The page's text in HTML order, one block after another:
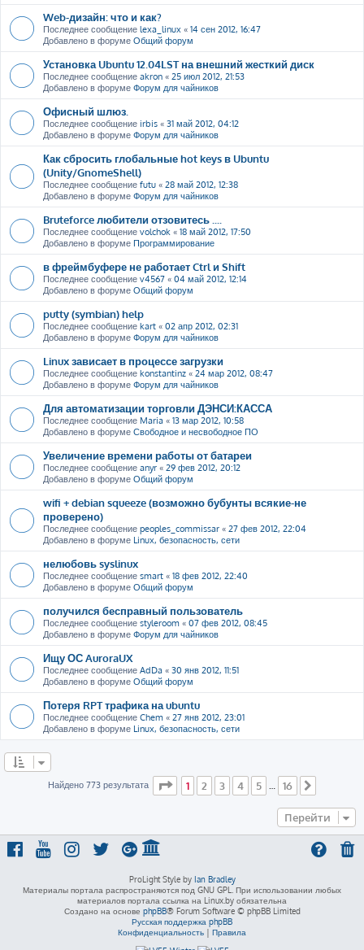
Web-дизайн: что и как?
Последнее сообщение lexa_linux « 14 сен 2012, 16:47
Добавлено в форуме Общий форум
Установка Ubuntu 12.04LST на внешний жесткий диск
Последнее сообщение akron « 25 июл 2012, 21:53
Добавлено в форуме Форум для чайников
Офисный шлюз.
Последнее сообщение irbis « 31 май 2012, 04:12
Добавлено в форуме Форум для чайников
Как сбросить глобальные hot keys в Ubuntu
(Unity/GnomeShell)
Последнее сообщение futu « 28 май 2012, 12:38
Добавлено в форуме Форум для чайников
Bruteforce любители отзовитесь ....
Последнее сообщение volchok « 18 май 2012, 17:50
Добавлено в форуме Программирование
в фреймбуфере не работает Ctrl и Shift
Последнее сообщение v4567 « 04 май 2012, 12:14
Добавлено в форуме Общий форум
putty (symbian) help
Последнее сообщение kart « 02 апр 2012, 02:31
Добавлено в форуме Форум для чайников
Linux зависает в процессе загрузки
Последнее сообщение konstantinz « 24 мар 2012, 08:47
Добавлено в форуме Форум для чайников
Для автоматизации торговли ДЭНСИ:КАССА
Последнее сообщение Maria « 13 мар 2012, 10:58
Добавлено в форуме Свободное и несвободное ПО
Увеличение времени работы от батареи
Последнее сообщение anyr « 29 фев 2012, 20:12
Добавлено в форуме Общий форум
wifi + debian squeeze (возможно бубунты всякие-не
проверено)
Последнее сообщение peoples_commissar « 27 фев 2012, 22:04
Добавлено в форуме Linux, безопасность, сети
нелюбовь syslinux
Последнее сообщение smart « 18 фев 2012, 22:40
Добавлено в форуме Общий форум
получился бесправный пользователь
Последнее сообщение styleroom « 07 фев 2012, 08:45
Добавлено в форуме Форум для чайников
Ищу ОС AuroraUX
Последнее сообщение AdDa « 30 янв 2012, 11:51
Добавлено в форуме Общий форум
Потеря RPT трафика на ubuntu
Последнее сообщение Chem « 27 янв 2012, 23:01
Добавлено в форуме Linux, безопасность, сети
Найдено 773 результата Страница из 16
1 2 3 4 5 16
Перейти
ProLight Style by Ian Bradley
Материалы портала распространяются под GNU GPL. При использовании любых
материалов портала ссылка на Linux.by обязательна
Создано на основе phpBB® Forum Software © phpBB Limited
Русская поддержка phpBB
Конфиденциальность | Правила